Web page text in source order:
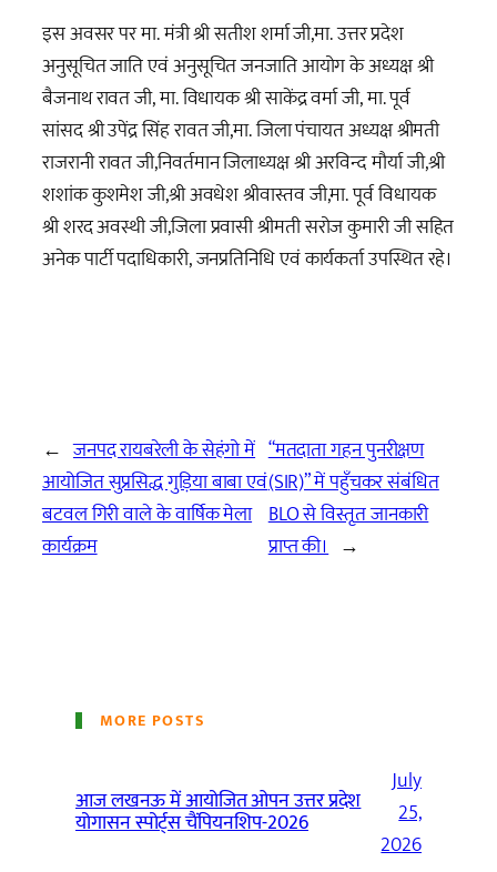
इस अवसर पर मा. मंत्री श्री सतीश शर्मा जी,मा. उत्तर प्रदेश
अनुसूचित जाति एवं अनुसूचित जनजाति आयोग के अध्यक्ष श्री
बैजनाथ रावत जी, मा. विधायक श्री साकेंद्र वर्मा जी, मा. पूर्व
सांसद श्री उपेंद्र सिंह रावत जी,मा. जिला पंचायत अध्यक्ष श्रीमती
राजरानी रावत जी,निवर्तमान जिलाध्यक्ष श्री अरविन्द मौर्या जी,श्री
शशांक कुशमेश जी,श्री अवधेश श्रीवास्तव जी,मा. पूर्व विधायक
श्री शरद अवस्थी जी,जिला प्रवासी श्रीमती सरोज कुमारी जी सहित
अनेक पार्टी पदाधिकारी, जनप्रतिनिधि एवं कार्यकर्ता उपस्थित रहे।
← जनपद रायबरेली के सेहंगो में
आयोजित सुप्रसिद्ध गुड़िया बाबा एवं
बटवल गिरी वाले के वार्षिक मेला
कार्यक्रम
“मतदाता गहन पुनरीक्षण
(SIR)” में पहुँचकर संबंधित
BLO से विस्तृत जानकारी
प्राप्त की। →
MORE POSTS
आज लखनऊ में आयोजित ओपन उत्तर प्रदेश
योगासन स्पोर्ट्स चैंपियनशिप-2026
July
25,
2026